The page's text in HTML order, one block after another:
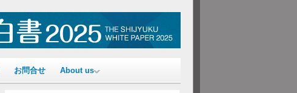
お問合せ About us